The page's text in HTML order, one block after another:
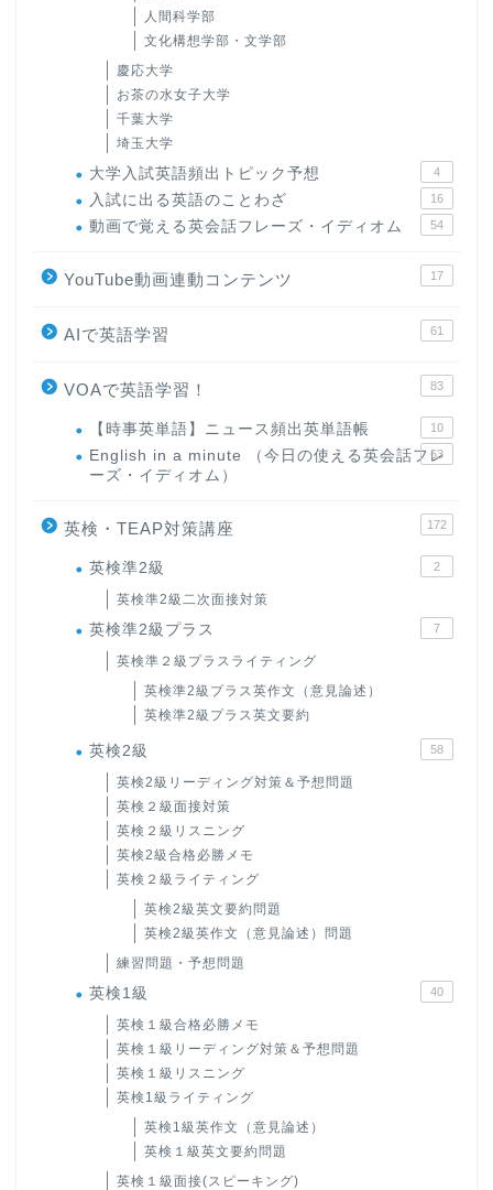
人間科学部
文化構想学部・文学部
慶応大学
お茶の水女子大学
千葉大学
埼玉大学
大学入試英語頻出トピック予想 4
入試に出る英語のことわざ 16
動画で覚える英会話フレーズ・イディオム 54
YouTube動画連動コンテンツ 17
AIで英語学習 61
VOAで英語学習！ 83
【時事英単語】ニュース頻出英単語帳 10
English in a minute （今日の使える英会話フレ
ーズ・イディオム）
63
英検・TEAP対策講座 172
英検準2級 2
英検準2級二次面接対策
英検準2級プラス 7
英検準２級プラスライティング
英検準2級プラス英作文（意見論述）
英検準2級プラス英文要約
英検2級 58
英検2級リーディング対策＆予想問題
英検２級面接対策
英検２級リスニング
英検2級合格必勝メモ
英検２級ライティング
英検2級英文要約問題
英検2級英作文（意見論述）問題
練習問題・予想問題
英検1級 40
英検１級合格必勝メモ
英検１級リーディング対策＆予想問題
英検１級リスニング
英検1級ライティング
英検1級英作文（意見論述）
英検１級英文要約問題
英検１級面接(スピーキング)